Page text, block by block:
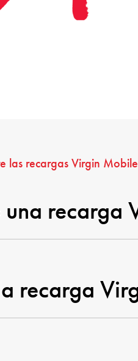
las recargas Virgin Mobile
una recarga
recarga